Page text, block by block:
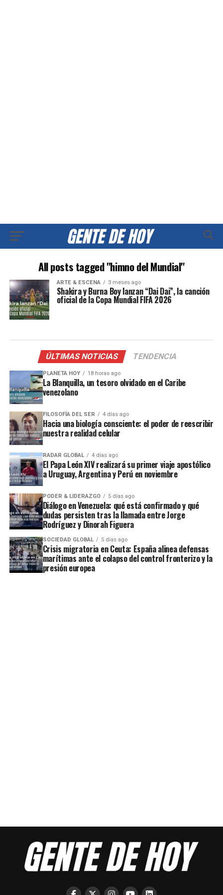
All posts tagged "himno del Mundial"
ARTE & ESCENA 3 meses ago
Shakira y Burna Boy lanzan “Dai Dai”, la canción
oficial de la Copa Mundial FIFA 2026
ÚLTIMAS NOTICIAS TENDENCIA
PLANETA HOY 18 horas ago
La Blanquilla, un tesoro olvidado en el Caribe
venezolano
FILOSOFÍA DEL SER 4 días ago
Hacia una biología consciente: el poder de reescribir
nuestra realidad celular
RADAR GLOBAL 4 días ago
El Papa León XIV realizará su primer viaje apostólico
a Uruguay, Argentina y Perú en noviembre
PODER & LIDERAZGO 5 días ago
Diálogo en Venezuela: qué está confirmado y qué
dudas persisten tras la llamada entre Jorge
Rodríguez y Dinorah Figuera
SOCIEDAD GLOBAL 5 días ago
Crisis migratoria en Ceuta: España alinea defensas
marítimas ante el colapso del control fronterizo y la
presión europea